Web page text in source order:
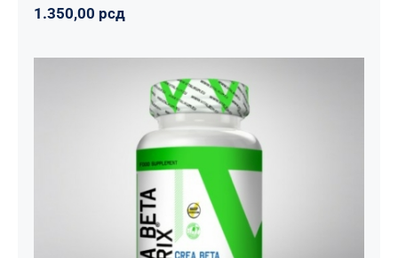
1.350,00 рсд
CREA BETA MATRIX
Napumpanko Svi proizvodi
1.800,00 рсд